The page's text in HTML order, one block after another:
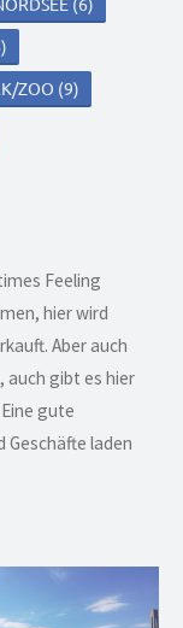
ZOO (9)
Feeling
hier wird
Aber auch
auch gibt es hier
gute
Geschäfte laden